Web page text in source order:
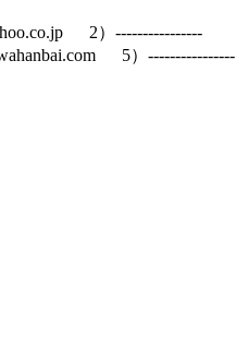
2）----------------
5）----------------